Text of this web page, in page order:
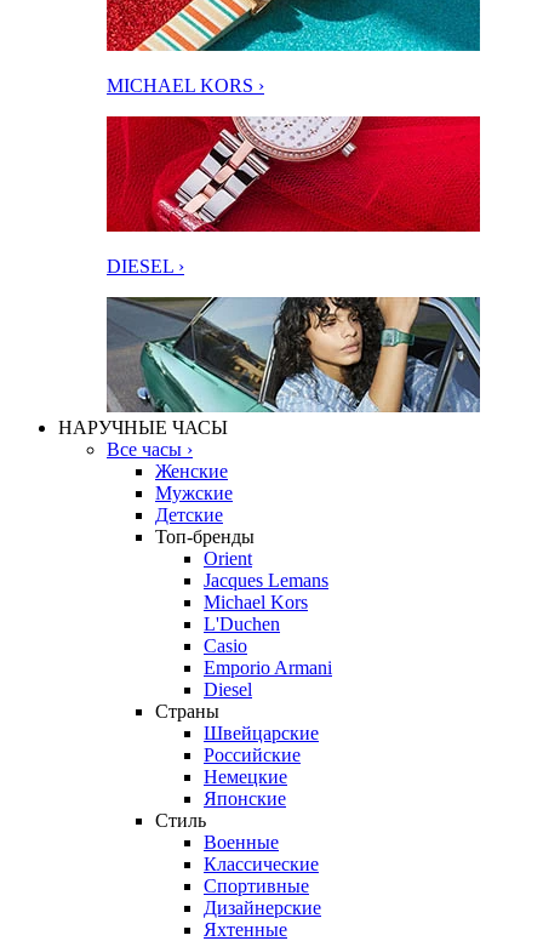
MICHAEL KORS ›
DIESEL ›
НАРУЧНЫЕ ЧАСЫ
Все часы ›
Женские
Мужские
Детские
Топ-бренды
Orient
Jacques Lemans
Michael Kors
L'Duchen
Casio
Emporio Armani
Diesel
Страны
Швейцарские
Российские
Немецкие
Японские
Стиль
Военные
Классические
Спортивные
Дизайнерские
Яхтенные